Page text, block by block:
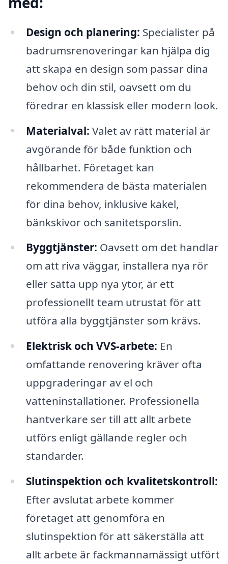
Design och planering: Specialister på
badrumsrenoveringar kan hjälpa dig
att skapa en design som passar dina
behov och din stil, oavsett om du
föredrar en klassisk eller modern look.
Materialval: Valet av rätt material är
avgörande för både funktion och
hållbarhet. Företaget kan
rekommendera de bästa materialen
för dina behov, inklusive kakel,
bänkskivor och sanitetsporslin.
Byggtjänster: Oavsett om det handlar
om att riva väggar, installera nya rör
eller sätta upp nya ytor, är ett
professionellt team utrustat för att
utföra alla byggtjänster som krävs.
Elektrisk och VVS-arbete: En
omfattande renovering kräver ofta
uppgraderingar av el och
vatteninstallationer. Professionella
hantverkare ser till att allt arbete
utförs enligt gällande regler och
standarder.
Slutinspektion och kvalitetskontroll:
Efter avslutat arbete kommer
företaget att genomföra en
slutinspektion för att säkerställa att
allt arbete är fackmannamässigt utfört